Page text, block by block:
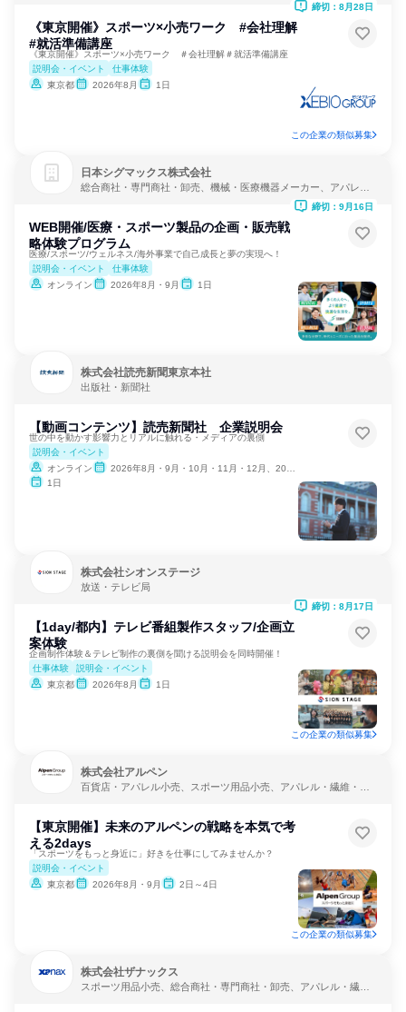
《東京開催》スポーツ×小売ワーク #会社理解
#就活準備講座
《東京開催》スポーツ×小売ワーク ＃会社理解＃就活準備講座
説明会・イベント
仕事体験
東京都
2026年8月 1日
締切：8月28日
この企業の類似募集
日本シグマックス株式会社
総合商社・専門商社・卸売、機械・医療機器メーカー、アパレ
WEB開催/医療・スポーツ製品の企画・販売戦
略体験プログラム
医療/スポーツ/ウェルネス/海外事業で自己成長と夢の実現へ！
説明会・イベント
仕事体験
オンライン
2026年8月・9月 1日
締切：9月16日
株式会社読売新聞東京本社
出版社・新聞社
【動画コンテンツ】読売新聞社 企業説明会
世の中を動かす影響力とリアルに触れる・メディアの裏側
説明会・イベント
オンライン
2026年8月・9月・10月・11月・12月、2027年1月
1日
株式会社シオンステージ
放送・テレビ局
【1day/都内】テレビ番組製作スタッフ/企画立
案体験
企画制作体験＆テレビ制作の裏側を聞ける説明会を同時開催！
仕事体験
説明会・イベント
東京都
2026年8月 1日
締切：8月17日
この企業の類似募集
株式会社アルペン
百貨店・アパレル小売、スポーツ用品小売、アパレル・繊維・ス
【東京開催】未来のアルペンの戦略を本気で考
える2days
「スポーツをもっと身近に」好きを仕事にしてみませんか？
説明会・イベント
東京都
2026年8月・9月 2日～4日
この企業の類似募集
株式会社ザナックス
スポーツ用品小売、総合商社・専門商社・卸売、アパレル・繊